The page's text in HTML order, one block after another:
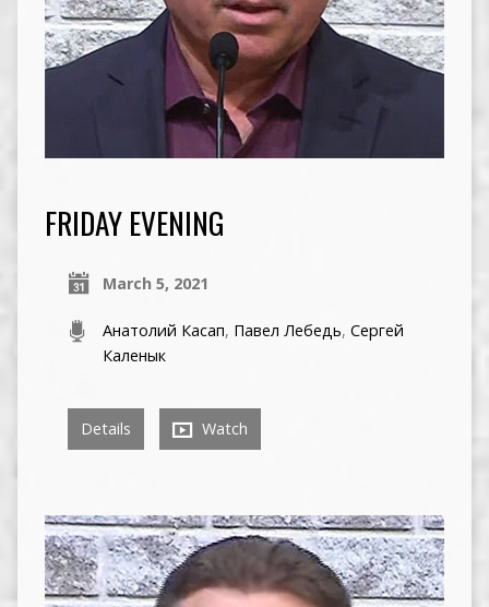
FRIDAY EVENING
March 5, 2021
Анатолий Касап, Павел Лебедь,Сергей
Каленык
Details Watch